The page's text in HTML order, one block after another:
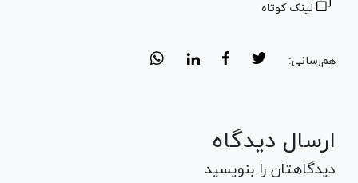
لینک کوتاه
هم‌رسانی:
ارسال دیدگاه
دیدگاهتان را بنویسید